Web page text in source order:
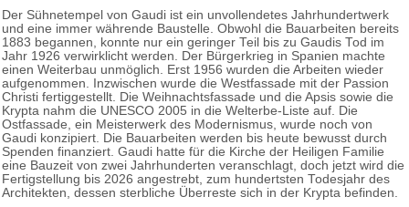
Der Sühnetempel von Gaudi ist ein unvollendetes Jahrhundertwerk
und eine immer währende Baustelle. Obwohl die Bauarbeiten bereits
1883 begannen, konnte nur ein geringer Teil bis zu Gaudis Tod im
Jahr 1926 verwirklicht werden. Der Bürgerkrieg in Spanien machte
einen Weiterbau unmöglich. Erst 1956 wurden die Arbeiten wieder
aufgenommen. Inzwischen wurde die Westfassade mit der Passion
Christi fertiggestellt. Die Weihnachtsfassade und die Apsis sowie die
Krypta nahm die UNESCO 2005 in die Welterbe-Liste auf. Die
Ostfassade, ein Meisterwerk des Modernismus, wurde noch von
Gaudi konzipiert. Die Bauarbeiten werden bis heute bewusst durch
Spenden finanziert. Gaudi hatte für die Kirche der Heiligen Familie
eine Bauzeit von zwei Jahrhunderten veranschlagt, doch jetzt wird die
Fertigstellung bis 2026 angestrebt, zum hundertsten Todesjahr des
Architekten, dessen sterbliche Überreste sich in der Krypta befinden.